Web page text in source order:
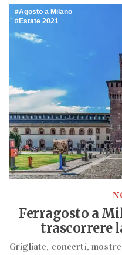
Agosto a Milano
Estate 2021
Ferragosto a
trascorrere
Grigliate, concerti,